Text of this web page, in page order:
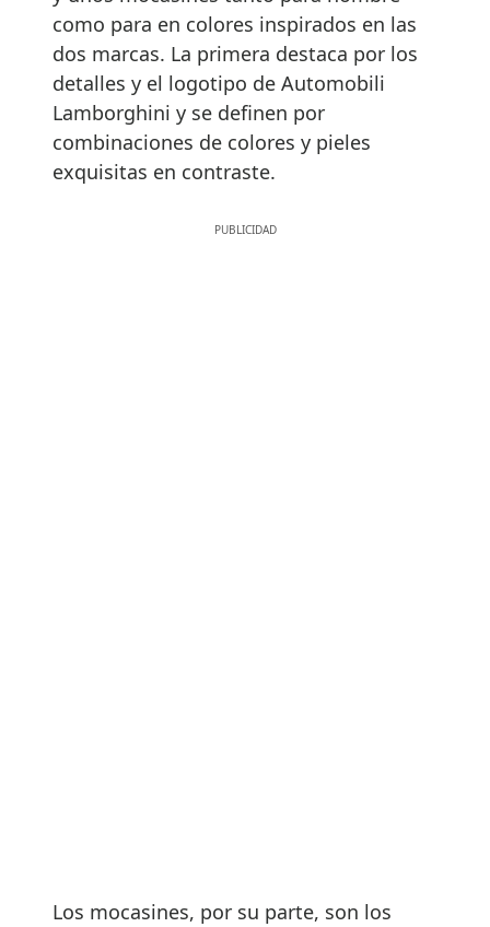
como para en colores inspirados en las
dos marcas. La primera destaca por los
detalles y el logotipo de Automobili
Lamborghini y se definen por
combinaciones de colores y pieles
exquisitas en contraste.
Los mocasines, por su parte, son los